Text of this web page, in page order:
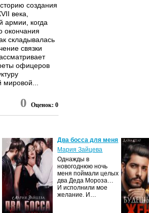
создания
века,
армии, когда
окончания
складывалась
связки
офицеров
0 Оценок: 0
Два босса для меня
Мария Зайцева
Однажды в
новогоднюю ночь
меня поймали целых
два Деда Мороза…
И исполнили мое
желание. И…